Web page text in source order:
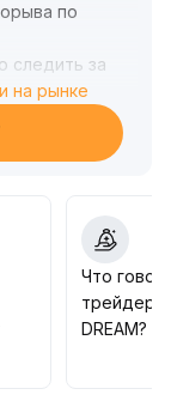
по
следить за
и пробить
прорыве
ценовые
отдавая
на рынке
Что
трейдеры
DREAM?